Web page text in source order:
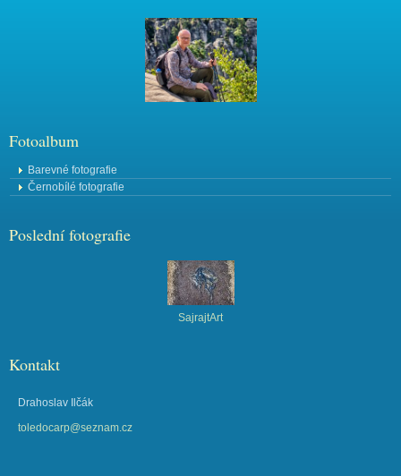
Fotoalbum
Barevné fotografie
Černobílé fotografie
Poslední fotografie
SajrajtArt
Kontakt
Drahoslav Ilčák
toledocarp@seznam.cz